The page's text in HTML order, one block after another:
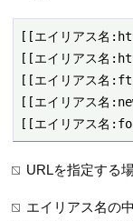
[[エイリアス名
[[エイリアス名
[[エイリアス名
[[エイリアス名
[[エイリアス名
URLを指定する
エイリアス名の